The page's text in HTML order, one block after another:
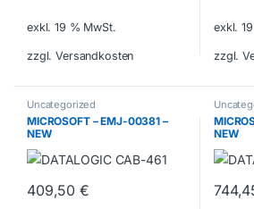
exkl. 19 % MwSt.
zzgl. Versandkosten
exkl.
zzgl.
Uncategorized
MICROSOFT – EMJ-00381 –
NEW
409,50€
NEW